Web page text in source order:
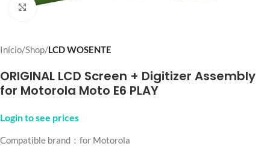
Click to enlarge
Início Shop LCD WOSENTE
ORIGINAL LCD Screen + Digitizer Assembly
for Motorola Moto E6 PLAY
Login to see prices
Compatible brand：for Motorola